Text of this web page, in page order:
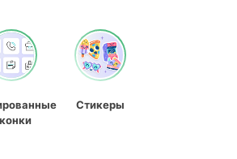
Стикеры